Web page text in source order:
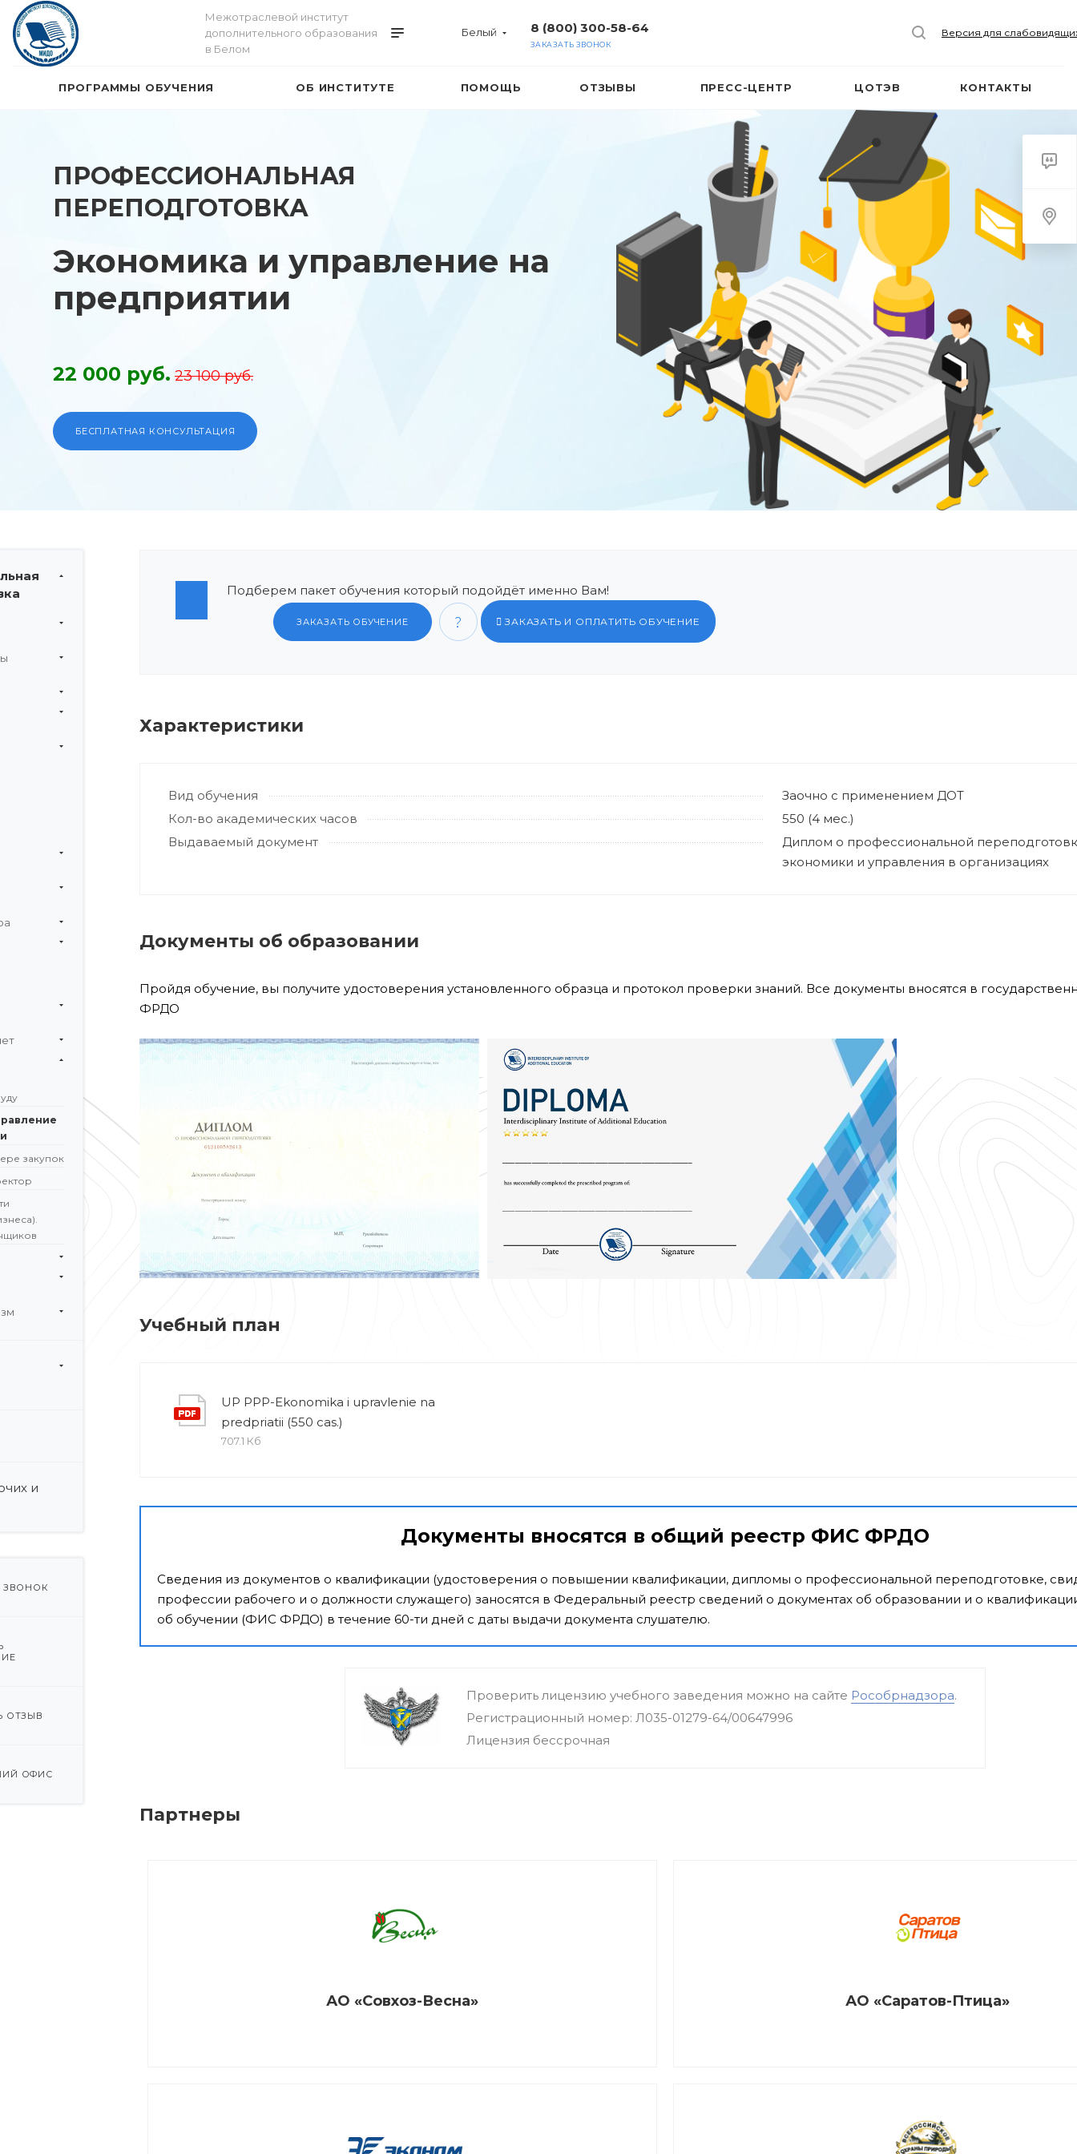
Межотраслевой институт
дополнительного образования
в Белом
Белый 8 (800) 300-58-64
ЗАКАЗАТЬ ЗВОНОК
Версия для
ПРОГРАММЫ ОБУЧЕНИЯ ОБ ИНСТИТУТЕ ПОМОЩЬ ОТЗЫВЫ ПРЕСС-ЦЕНТР ЦОТЭВ КОНТАКТЫ
ПРОФЕССИОНАЛЬНАЯ
ПЕРЕПОДГОТОВКА
Экономика и управление на
предприятии
22 000 руб. 23 100 руб.
БЕСПЛАТНАЯ КОНСУЛЬТАЦИЯ
закупок
и
ЗВОНОК
ОТЗЫВ
ОФИС
Подберем пакет обучения который подойдёт именно Вам!
ЗАКАЗАТЬ ОБУЧЕНИЕ ЗАКАЗАТЬ И ОПЛАТИТЬ ОБУЧЕНИЕ
Характеристики
Вид обучения
Заочно с применением ДОТ
Кол-во академических часов
550 (4 мес.)
Выдаваемый документ
Диплом о профессиональной
экономики и управления в организациях
Документы об образовании
Пройдя обучение, вы получите удостоверения установленного образца и протокол проверки знаний. Все документы вносятся в
ФРДО
Учебный план
UP PPP-Ekonomika i upravlenie na
predpriatii (550 cas.)
707.1 Кб
Документы вносятся в общий реестр ФИС ФРДО
Сведения из документов о квалификации (удостоверения о повышении квалификации, дипломы о профессиональной переподготовке,
профессии рабочего и о должности служащего) заносятся в Федеральный реестр сведений о документах об образовании и о
об обучении (ФИС ФРДО) в течение 60-ти дней с даты выдачи документа слушателю.
Проверить лицензию учебного заведения можно на сайте Рособрнадзора.
Регистрационный номер: Л035-01279-64/00647996
Лицензия бессрочная
Партнеры
АО «Совхоз-Весна» АО «Саратов-Птица»